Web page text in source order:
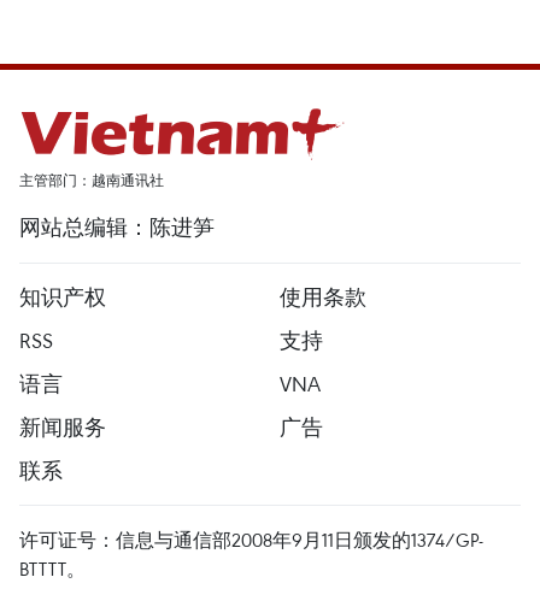
主管部门：越南通讯社
网站总编辑：陈进笋
知识产权
使用条款
RSS
支持
语言
VNA
新闻服务
广告
联系
许可证号：信息与通信部2008年9月11日颁发的1374/GP-
BTTTT。